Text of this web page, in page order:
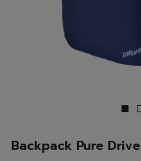
Backpack Pure Drive